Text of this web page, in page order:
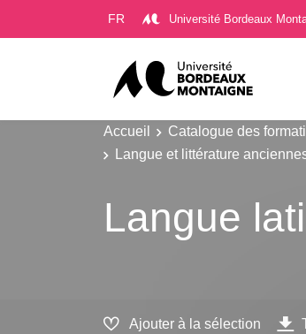
FR Université Bordeaux
Accueil Catalogue des
Langue et littérature
Langue
Ajouter à la sélection